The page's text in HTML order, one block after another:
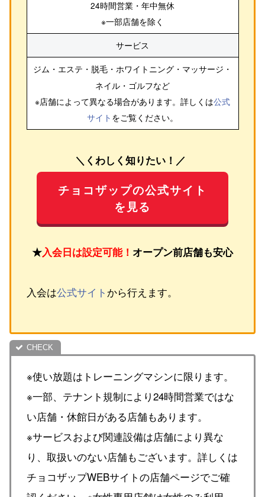
24時間営業・年中無休
※一部店舗を除く
サービス
ジム・エステ・脱毛・ホワイトニング・マッサージ・
ネイル・ゴルフなど
※店舗によって異なる場合があります。詳しくは公式
サイト をご覧ください。
＼くわしく知りたい！／
チョコザップの公式サイト
を見る
★入会日は設定可能！ オープン前店舗も安心
入会は公式サイト から行えます。
※使い放題はトレーニングマシンに限ります。
※一部、テナント規制により24時間営業ではな
い店舗・休館日がある店舗もあります。
※サービスおよび関連設備は店舗により異な
り、取扱いのない店舗もございます。詳しくは
チョコザップWEBサイトの店舗ページでご確